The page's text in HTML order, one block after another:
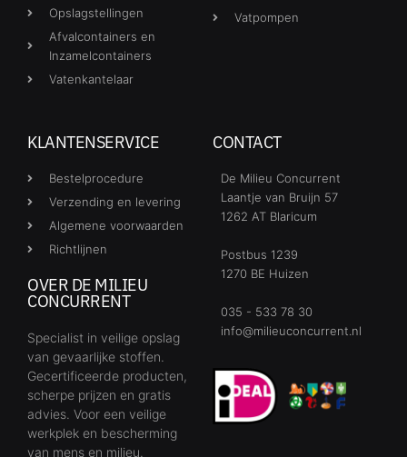
Opslagstellingen
Afvalcontainers en
Inzamelcontainers
Vatenkantelaar
Vatpompen
KLANTENSERVICE
Bestelprocedure
Verzending en levering
Algemene voorwaarden
Richtlijnen
OVER DE MILIEU
CONCURRENT
Specialist in veilige opslag
van gevaarlijke stoffen.
Gecertificeerde producten,
scherpe prijzen en gratis
advies. Voor een veilige
werkplek en bescherming
van mens en milieu.
CONTACT
De Milieu Concurrent
Laantje van Bruijn 57
1262 AT Blaricum
Postbus 1239
1270 BE Huizen
035 - 533 78 30
info@milieuconcurrent.nl